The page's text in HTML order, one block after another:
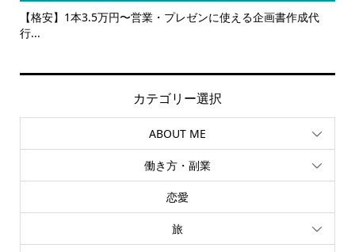
作成代
【サービス一覧】広報・企画・デザインの単発依頼からトー
カテゴリー選択
ABOUT ME
働き方・副業
恋愛
旅